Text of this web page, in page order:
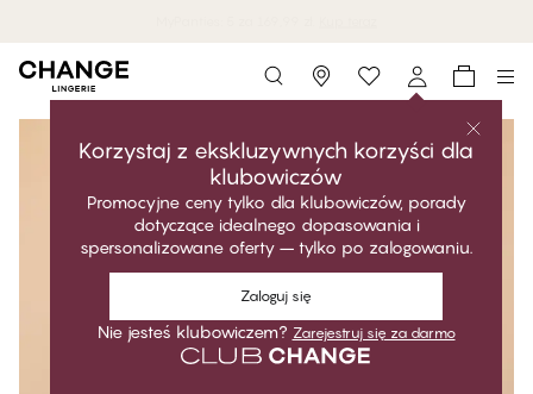
Storefinder
Korzystaj z ekskluzywnych korzyści dla
klubowiczów
Promocyjne ceny tylko dla klubowiczów, porady
dotyczące idealnego dopasowania i
spersonalizowane oferty – tylko po zalogowaniu.
Zaloguj się
Nie jesteś klubowiczem? Zarejestruj się za darmo